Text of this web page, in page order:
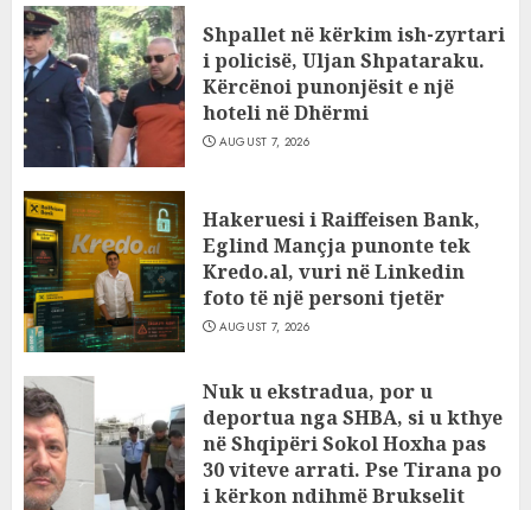
Shpallet në kërkim ish-zyrtari
i policisë, Uljan Shpataraku.
Kërcënoi punonjësit e një
hoteli në Dhërmi
AUGUST 7, 2026
Hakeruesi i Raiffeisen Bank,
Eglind Mançja punonte tek
Kredo.al, vuri në Linkedin
foto të një personi tjetër
AUGUST 7, 2026
Nuk u ekstradua, por u
deportua nga SHBA, si u kthye
në Shqipëri Sokol Hoxha pas
30 viteve arrati. Pse Tirana po
i kërkon ndihmë Brukselit